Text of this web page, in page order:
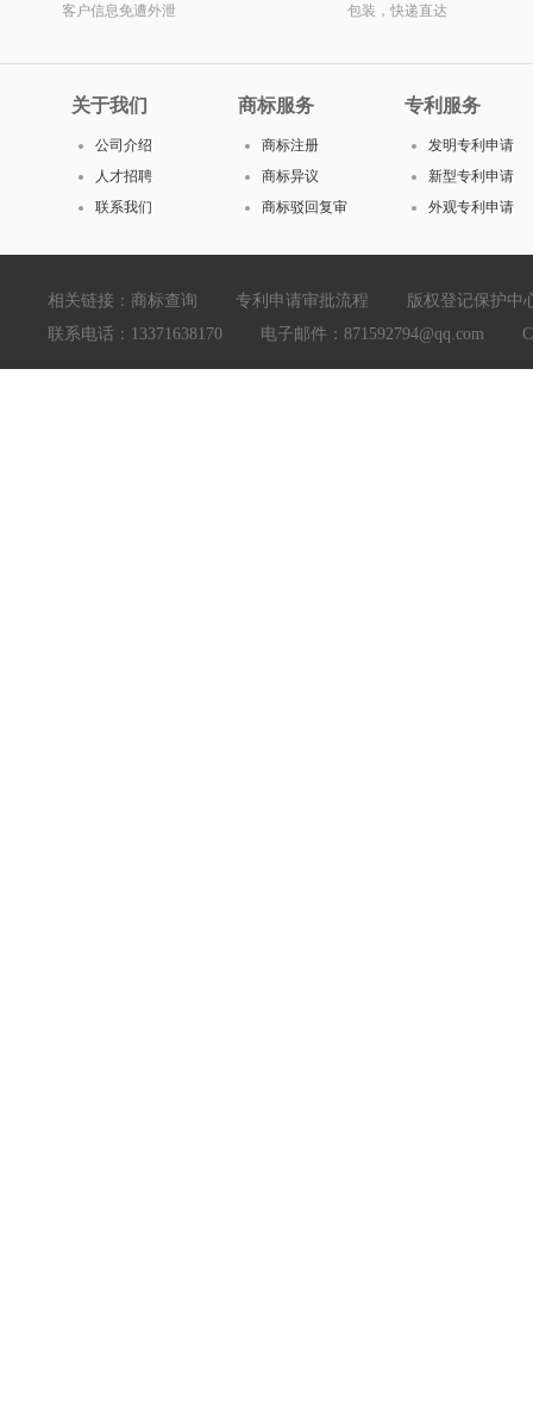
客户信息免遭外泄
包装，快递直达
关于我们
公司介绍
人才招聘
联系我们
商标服务
商标注册
商标异议
商标驳回复审
专利服务
发明专利申请
新型专利申请
外观专利申请
相关链接： 商标查询 专利申请审批流程
版权登记保护中
联系电话：13371638170 电子邮件：871592794@qq.com